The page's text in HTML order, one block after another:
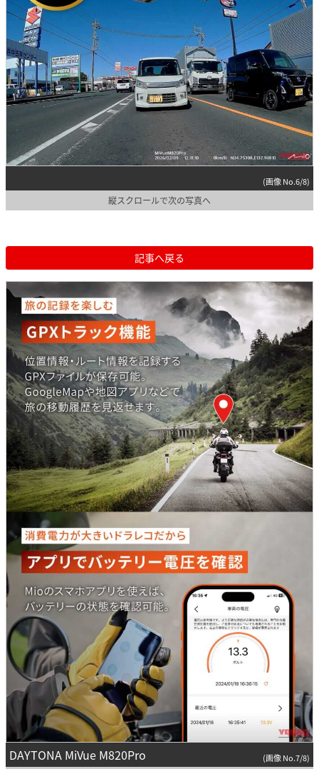
(画像 No.6/8)
縦スクロールで次の写真へ
記事へ戻る
DAYTONA MiVue M820Pro (画像 No.7/8)